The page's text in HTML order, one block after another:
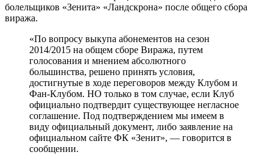
болельщиков «Зенита» «Ландскрона» после общего сбора
виража.
«По вопросу выкупа абонементов на сезон
2014/2015 на общем сборе Виража, путем
голосования и мнением абсолютного
большинства, решено принять условия,
достигнутые в ходе переговоров между Клубом и
Фан-Клубом. НО только в том случае, если Клуб
официально подтвердит существующее негласное
соглашение. Под подтверждением мы имеем в
виду официальный документ, либо заявление на
официальном сайте ФК «Зенит», — говорится в
сообщении.